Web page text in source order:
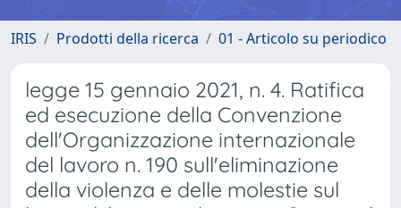
IRIS Prodotti della ricerca 01 - Articolo su periodico
legge 15 gennaio 2021, n. 4. Ratifica
ed esecuzione della Convenzione
dell'Organizzazione internazionale
del lavoro n. 190 sull'eliminazione
della violenza e delle molestie sul